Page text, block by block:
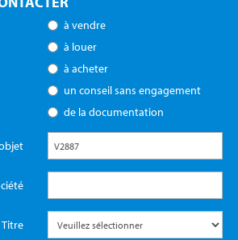
à vendre
à louer
à acheter
un conseil sans engagement
de la documentation
Titre